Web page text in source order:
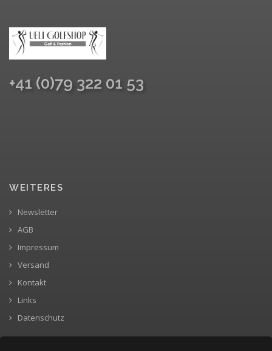
+41 (0)79 322 01 53
WEITERES
Newsletter
AGB
Impressum
Versand
Kontakt
Links
Datenschutz